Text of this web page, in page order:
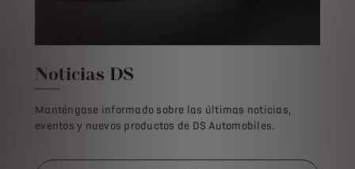
Noticias DS
Manténgase informado sobre las últimas noticias,
eventos y nuevos productos de DS Automobiles.